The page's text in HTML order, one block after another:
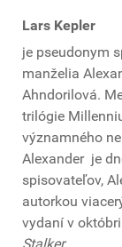
Lars Kepler
je pseudonym
manželia
Ahndorilová.
trilógie
významného
Alexander je
spisovateľov,
autorkou
vydaní v